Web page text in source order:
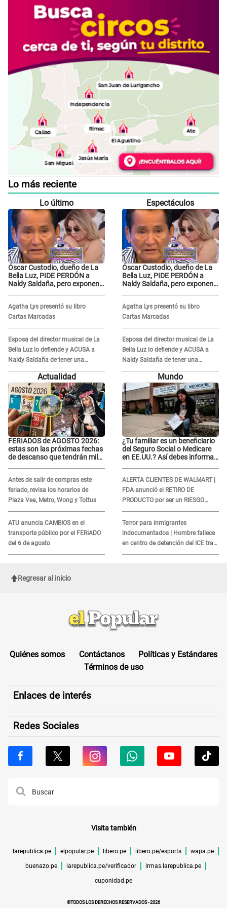
Lo más reciente
Lo último
Óscar Custodio, dueño de La
Bella Luz, PIDE PERDÓN a
Naldy Saldaña, pero exponen
grabar"
Agatha Lys presentó su libro
Cartas Marcadas
Esposa del director musical de La
Bella Luz lo defiende y ACUSA a
Naldy Saldaña de tener una
relación con él y otros integrantes
Espectáculos
Óscar Custodio, dueño de La
Bella Luz, PIDE PERDÓN a
Naldy Saldaña, pero exponen
grabar"
Agatha Lys presentó su libro
Cartas Marcadas
Esposa del director musical de La
Bella Luz lo defiende y ACUSA a
Naldy Saldaña de tener una
relación con él y otros integrantes
Actualidad
FERIADOS de AGOSTO 2026:
estas son las próximas fechas
de descanso que tendrán miles
Antes de salir de compras este
feriado, revisa los horarios de
Plaza Vea, Metro, Wong y Tottus
ATU anuncia CAMBIOS en el
transporte público por el FERIADO
del 6 de agosto
Mundo
¿Tu familiar es un beneficiario
del Seguro Social o Medicare
en EE.UU.? Así debes informar
ALERTA CLIENTES DE WALMART |
FDA anunció el RETIRO DE
PRODUCTO por ser un RIESGO
MORTAL para consumidores: ¿Cuál
es?
Terror para inmigrantes
indocumentados | Hombre fallece
en centro de detención del ICE tras
sufrir una "emergencia médica"
Regresar al inicio
Quiénes somos Contáctanos
Políticas y Estándares
Términos de uso
Enlaces de interés
Redes Sociales
Visita también
larepublica.pe elpopular.pe libero.pe libero.pe/esports wapa.pe
buenazo.pe larepublica.pe/verificador lrmas.larepublica.pe
cuponidad.pe
©TODOS LOS DERECHOS RESERVADOS -2026